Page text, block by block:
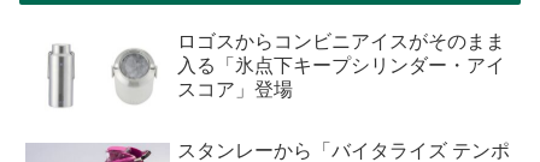
ロゴスからコンビニアイスがそのまま
入る「氷点下キープシリンダー・アイ
スコア」登場
スタンレーから「バイタライズ テンポ